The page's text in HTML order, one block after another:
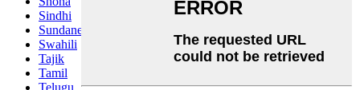
Sindhi
Sundanese
Swahili
Tajik
Tamil